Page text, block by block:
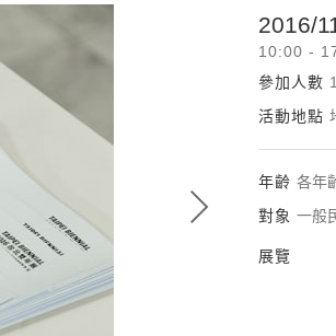
2016/
10:00 -
參加人數
活動地點
年齡 各年
對象 一般
展覽